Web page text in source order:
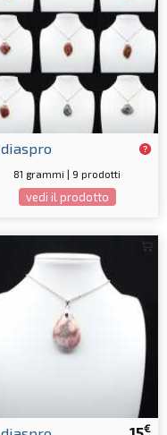
diaspro
81 grammi | 9 prodotti
vedi il prodotto
€